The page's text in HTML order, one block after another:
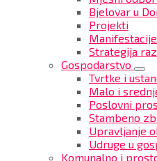
Bjelovar u
Projekti
Manifestacije
Strategija
Gospodarstvo
Tvrtke i
Malo i
Poslovni
Stambeno
Upravljanje
Udruge u
Komunalno i